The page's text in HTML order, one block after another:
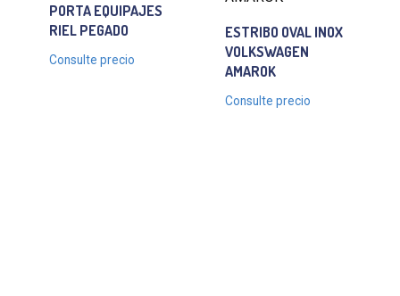
PORTA EQUIPAJES
RIEL PEGADO
Consulte precio
ESTRIBO OVAL INOX
VOLKSWAGEN
AMAROK
Consulte precio